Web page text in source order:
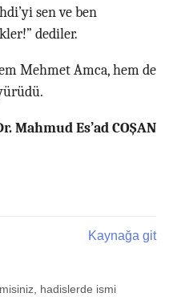
sen ve ben
dediler.
Mehmet Amca, hem de
Mahmud Es’ad COŞAN
Kaynağa git
hadislerde ismi